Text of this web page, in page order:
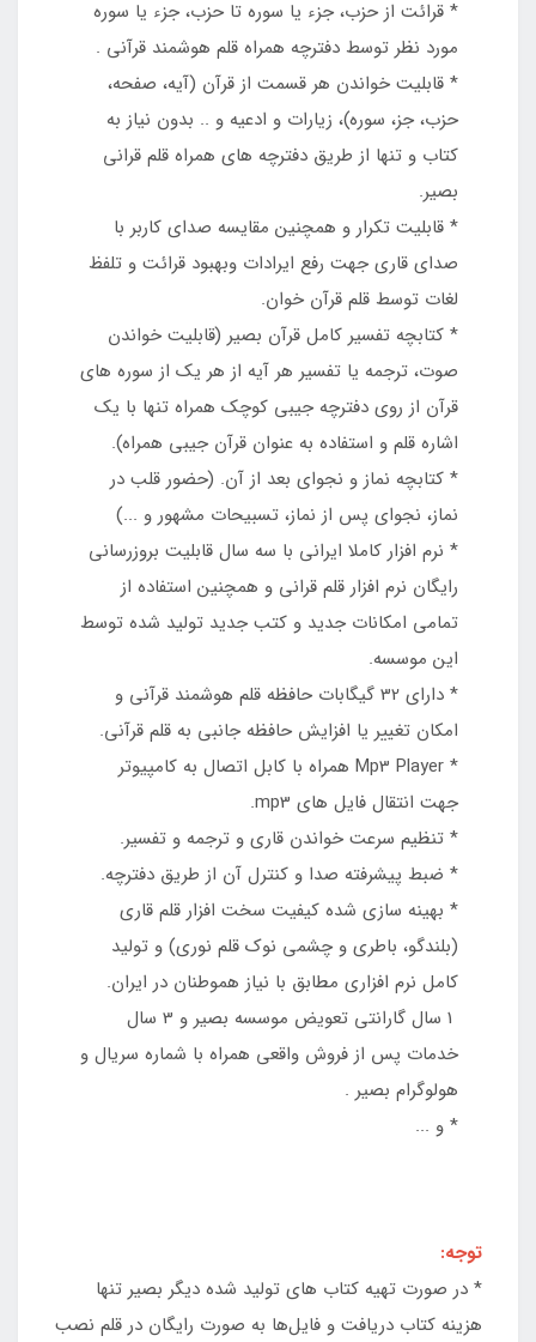
* قرائت از حزب، جزء یا سوره تا حزب، جزء یا سوره
مورد نظر توسط دفترچه همراه قلم هوشمند قرآنی .
* قابليت خواندن هر قسمت از قرآن (آيه، صفحه،
حزب، جز، سوره)، زيارات و ادعيه و .. بدون نياز به
کتاب و تنها از طريق دفترچه های همراه قلم قرانی
بصير.
* قابليت تکرار و همچنين مقايسه صداي کاربر با
صداي قاري جهت رفع ايرادات وبهبود قرائت و تلفظ
لغات توسط قلم قرآن خوان.
* کتابچه تفسير کامل قرآن بصير (قابلیت خواندن
صوت، ترجمه یا تفسیر هر آیه از هر یک از سوره های
قرآن از روی دفترچه جیبی کوچک همراه تنها با یک
اشاره قلم و استفاده به عنوان قرآن جیبی همراه).
* کتابچه نماز و نجوای بعد از آن. (حضور قلب در
نماز، نجوای پس از نماز، تسبیحات مشهور و ...)
* نرم افزار کاملا ایرانی با سه سال قابليت بروزرساني
رايگان نرم افزار قلم قرانی و همچنين استفاده از
تمامي امکانات جديد و کتب جديد توليد شده توسط
این موسسه.
* داراي 32 گيگابات حافظه قلم هوشمند قرآنی و
امکان تغییر یا افزایش حافظه جانبي به قلم قرآنی.
* Mp3 Player همراه با کابل اتصال به کامپيوتر
جهت انتقال فايل هاي mp3.
* تنظيم سرعت خواندن قاري و ترجمه و تفسیر.
* ضبط پيشرفته صدا و کنترل آن از طريق دفترچه.
* بهينه سازي شده کيفيت سخت افزار قلم قاری
(بلندگو، باطري و چشمي نوک قلم نوری) و توليد
کامل نرم افزاري مطابق با نياز هموطنان در ايران.
1 سال گارانتي تعويض موسسه بصير و 3 سال
خدمات پس از فروش واقعي همراه با شماره سريال و
هولوگرام بصير .
* و ...
توجه:
* در صورت تهیه کتاب های تولید شده دیگر بصیر تنها
هزینه کتاب دریافت و فایل‌ها به صورت رایگان در قلم نصب